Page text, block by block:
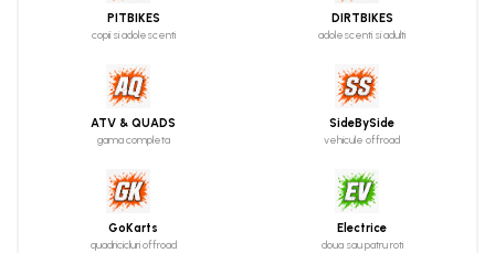
PITBIKES
copii si adolescenti
DIRTBIKES
adolescenti si adulti
ATV & QUADS
gama completa
SideBySide
vehicule offroad
GoKarts
quadricicluri offroad
Electrice
doua sau patru roti